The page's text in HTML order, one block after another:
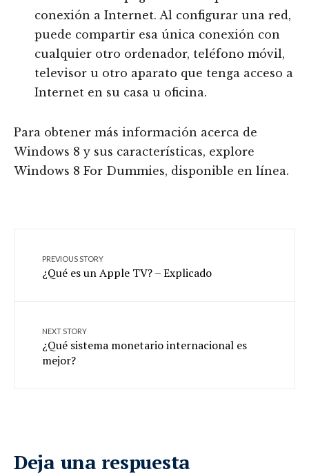
conexión a Internet. Al configurar una red,
puede compartir esa única conexión con
cualquier otro ordenador, teléfono móvil,
televisor u otro aparato que tenga acceso a
Internet en su casa u oficina.
Para obtener más información acerca de
Windows 8 y sus características, explore
Windows 8 For Dummies, disponible en línea.
PREVIOUS STORY
¿Qué es un Apple TV? – Explicado
NEXT STORY
¿Qué sistema monetario internacional es
mejor?
Deja una respuesta